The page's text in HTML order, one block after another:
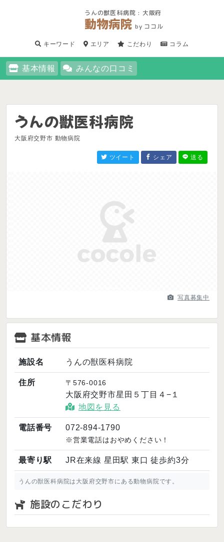
うんの獣医科病院 : 大阪府
動物病院by ココル
キーワード エリア こだわり コラム
基本情報 みんなの口コミ
うんの獣医科病院
大阪府交野市 動物病院
ツイート シェア 送る
写真募集中
基本情報
施設名 うんの獣医科病院
住所 〒576-0016
大阪府交野市星田５丁目４−１
地図を見る
電話番号 072-894-1790
※営業電話はおやめください！
最寄り駅 JR在来線 星田駅 東口 徒歩約3分
うんの獣医科病院は大阪府交野市にある動物病院です。
施設のこだわり